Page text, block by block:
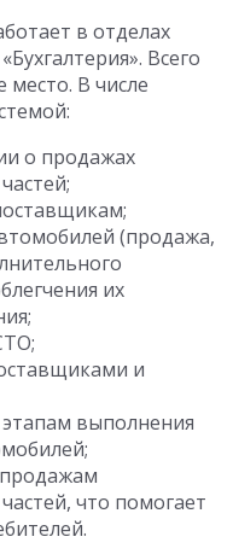
в отделах
Всего
В числе
о продажах
(продажа,
их
и
выполнения
что помогает